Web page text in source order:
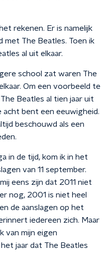
rekenen. Er is namelijk
met The Beatles. Toen ik
al uit elkaar.
school zat waren The
Om een voorbeeld te
Beatles al tien jaar uit
acht bent een eeuwigheid.
beschouwd als een
in de tijd, kom ik in het
van 11 september.
eens zijn dat 2011 niet
nog, 2001 is niet heel
de aanslagen op het
iedereen zich. Maar
van mijn eigen
jaar dat The Beatles